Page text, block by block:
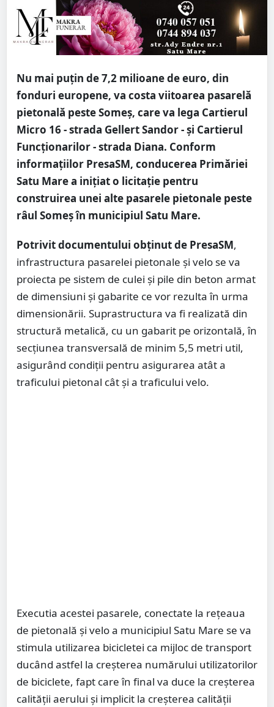
Nu mai puțin de 7,2 milioane de euro, din
fonduri europene, va costa viitoarea pasarelă
pietonală peste Someș, care va lega Cartierul
Micro 16 - strada Gellert Sandor - și Cartierul
Funcționarilor - strada Diana. Conform
informațiilor PresaSM, conducerea Primăriei
Satu Mare a inițiat o licitație pentru
construirea unei alte pasarele pietonale peste
râul Someș în municipiul Satu Mare.
Potrivit documentului obținut de PresaSM,
infrastructura pasarelei pietonale și velo se va
proiecta pe sistem de culei și pile din beton armat
de dimensiuni și gabarite ce vor rezulta în urma
dimensionării. Suprastructura va fi realizată din
structură metalică, cu un gabarit pe orizontală, în
secțiunea transversală de minim 5,5 metri util,
asigurând condiții pentru asigurarea atât a
traficului pietonal cât și a traficului velo.
Executia acestei pasarele, conectate la rețeaua
de pietonală și velo a municipiul Satu Mare se va
stimula utilizarea bicicletei ca mijloc de transport
ducând astfel la creșterea numărului utilizatorilor
de biciclete, fapt care în final va duce la creșterea
calității aerului și implicit la creșterea calității